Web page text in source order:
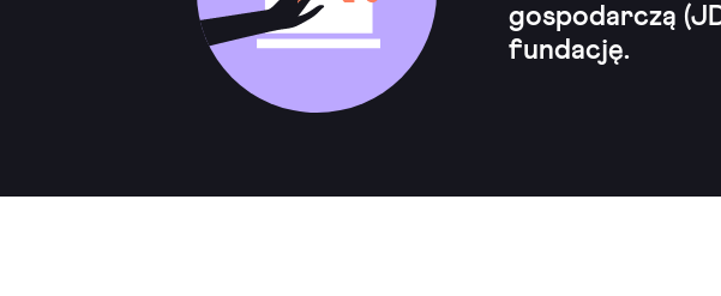
gospodarczą
fundację.